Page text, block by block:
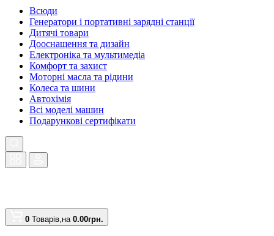
Всюди
Генератори і портативні зарядні станції
Дитячі товари
Дооснащення та дизайн
Електроніка та мультимедіа
Комфорт та захист
Моторні масла та рідини
Колеса та шини
Автохімія
Всі моделі машин
Подарункові сертифікати
0 Товарів,на 0.00грн.